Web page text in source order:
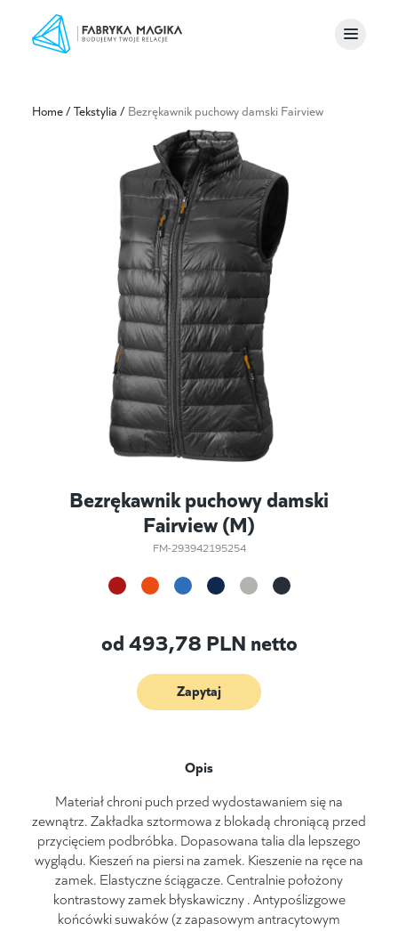
Home/Tekstylia / Bezrękawnik puchowy damski Fairview
Bezrękawnik puchowy damski
Fairview (M)
FM-293942195254
od493,78 PLN netto
Zapytaj
Opis
Materiał chroni puch przed wydostawaniem się na
zewnątrz. Zakładka sztormowa z blokadą chroniącą przed
przycięciem podbróbka. Dopasowana talia dla lepszego
wyglądu. Kieszeń na piersi na zamek. Kieszenie na ręce na
zamek. Elastyczne ściągacze. Centralnie położony
kontrastowy zamek błyskawiczny . Antypoślizgowe
końcówki suwaków (z zapasowym antracytowym